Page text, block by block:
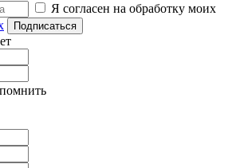
Я согласен на обработку моих
Подписаться